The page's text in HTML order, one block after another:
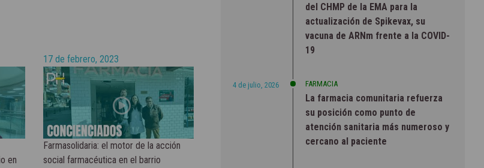
en
17 de febrero, 2023
Farmasolidaria: el motor de la acción
social farmacéutica en el barrio
del CHMP de la EMA para la
actualización de Spikevax, su
vacuna de ARNm frente a la COVID-
19
4 de julio, 2026 FARMACIA
La farmacia comunitaria refuerza
su posición como punto de
atención sanitaria más numeroso y
cercano al paciente